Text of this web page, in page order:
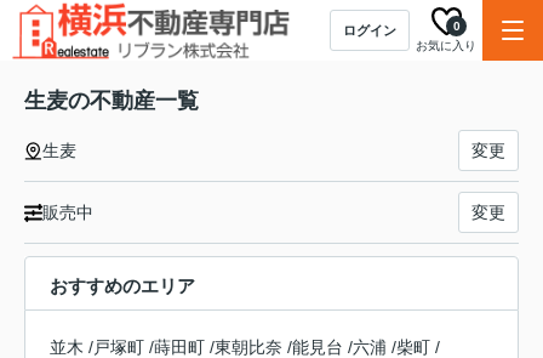
ログイン
お気に入り
0
生麦の不動産一覧
生麦 変更
販売中 変更
おすすめのエリア
並木 /戸塚町 /蒔田町 /東朝比奈 /能見台 /六浦 /柴町 /